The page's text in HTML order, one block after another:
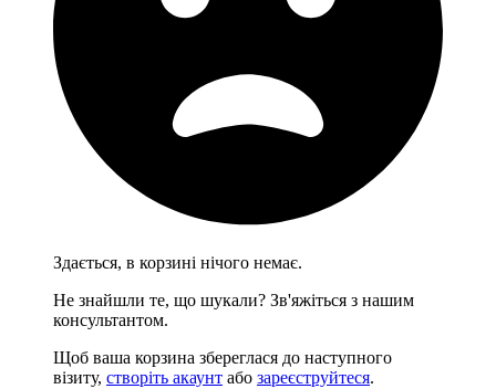
Здається, в корзині нічого немає.
Не знайшли те, що шукали? Зв'яжіться з нашим
консультантом.
Щоб ваша корзина збереглася до наступного
візиту, створіть акаунт або зареєструйтеся.